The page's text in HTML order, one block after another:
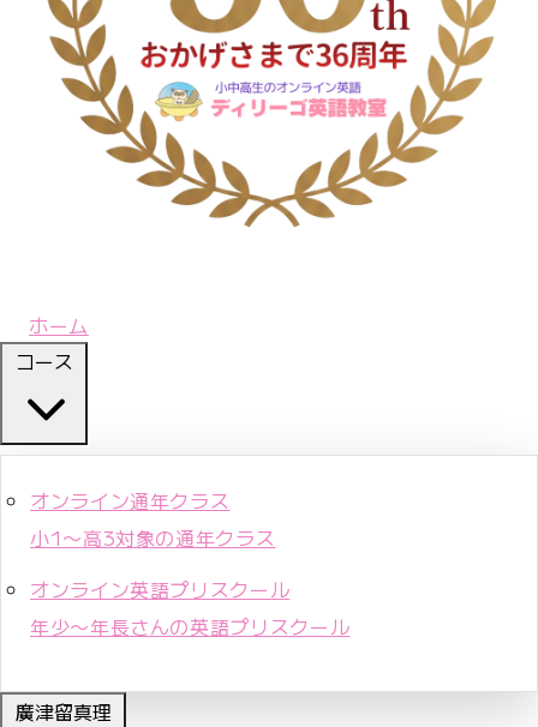
ホーム
コース
オンライン通年クラス
小1〜高3対象の通年クラス
オンライン英語プリスクール
年少〜年長さんの英語プリスクール
廣津留真理